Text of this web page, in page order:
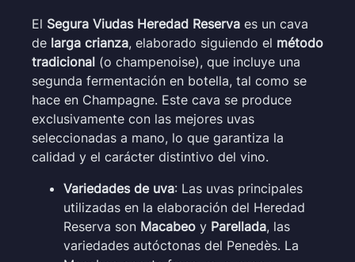
El Segura Viudas Heredad Reserva es un cava
de larga crianza, elaborado siguiendo el método
tradicional (o champenoise), que incluye una
segunda fermentación en botella, tal como se
hace en Champagne. Este cava se produce
exclusivamente con las mejores uvas
seleccionadas a mano, lo que garantiza la
calidad y el carácter distintivo del vino.
Variedades de uva: Las uvas principales
utilizadas en la elaboración del Heredad
Reserva son Macabeo y Parellada, las
variedades autóctonas del Penedès. La